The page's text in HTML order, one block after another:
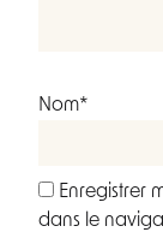
Nom*
Enregistrer
dans le